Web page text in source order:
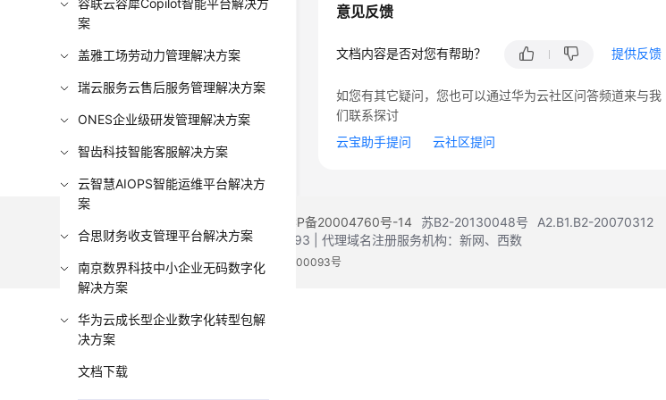
容联云容犀Copilot智能平台解决方
案
盖雅工场劳动力管理解决方案
瑞云服务云售后服务管理解决方案
ONES企业级研发管理解决方案
智齿科技智能客服解决方案
云智慧AIOPS智能运维平台解决方
案
合思财务收支管理平台解决方案
南京数界科技中小企业无码数字化
解决方案
华为云成长型企业数字化转型包解
决方案
文档下载
意见反馈
文档内容是否对您有帮助？ 提供反馈
如您有其它疑问，您也可以通过华为云社区问答频道来与我
们联系探讨
云宝助手提问
云社区提问
黔ICP备20004760号-14 苏B2-20130048号
A2.B1.B2-20070312
增值电信业务经营许可证：B1.B2-20200593 | 代理域名注册服务机构：新网、西数
电子营业执照 贵公网安备 52990002000093号